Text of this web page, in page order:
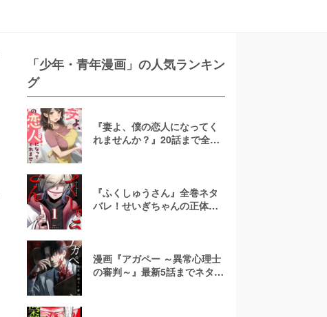
「少年・青年漫画」の人気ランキン
グ
『妻よ、僕の恋人になってく
れませんか？』20話まで全話
『ふくしゅうさん』全巻ネタ
バレ！せいぎちゃんの正体・
漫画『アガペー ～異常心理士
の審判～』最新5話までネタバ